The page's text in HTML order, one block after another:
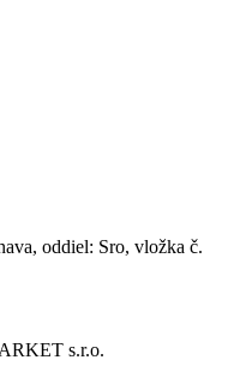
oddiel: Sro, vložka č.
s.r.o.